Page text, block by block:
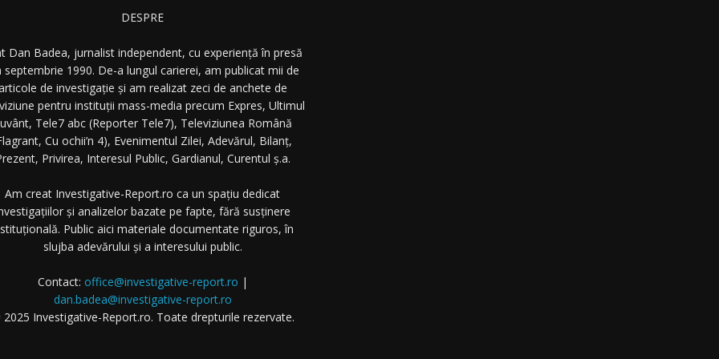
DESPRE
Dan Badea, jurnalist independent, cu experiență în presă
septembrie 1990. De-a lungul carierei, am publicat mii de
de investigație și am realizat zeci de anchete de
pentru instituții mass-media precum Expres, Ultimul
Tele7 abc (Reporter Tele7), Televiziunea Română
Cu ochii’n 4), Evenimentul Zilei, Adevărul, Bilanț,
Privirea, Interesul Public, Gardianul, Curentul ș.a.
Am creat Investigative-Report.ro ca un spațiu dedicat
și analizelor bazate pe fapte, fără susținere
Public aici materiale documentate riguros, în
slujba adevărului și a interesului public.
Contact: office@investigative-report.ro |
dan.badea@investigative-report.ro
Investigative-Report.ro. Toate drepturile rezervate.